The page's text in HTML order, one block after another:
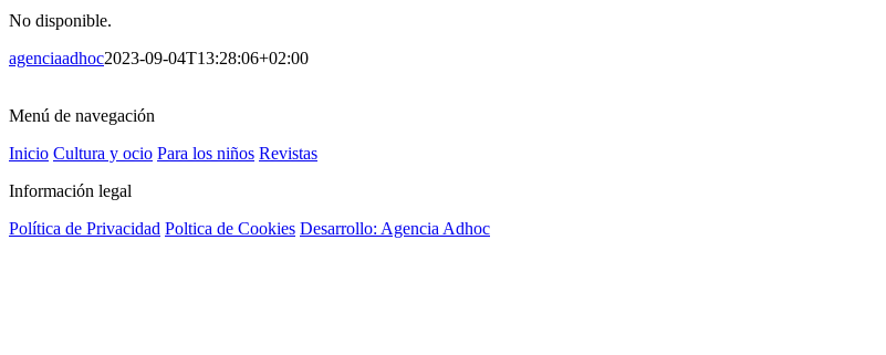
No disponible.
agenciaadhoc2023-09-04T13:28:06+02:00
Menú de navegación
Inicio Cultura y ocio Para los niños Revistas
Información legal
Política de Privacidad Poltica de Cookies Desarrollo: Agencia Adhoc